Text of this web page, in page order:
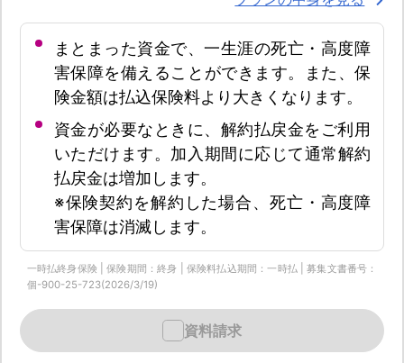
まとまった資金で、一生涯の死亡・高度障
害保障を備えることができます。また、保
険金額は払込保険料より大きくなります。
資金が必要なときに、解約払戻金をご利用
いただけます。加入期間に応じて通常解約
払戻金は増加します。
※保険契約を解約した場合、死亡・高度障
害保障は消滅します。
一時払終身保険 | 保険期間：終身 | 保険料払込期間：一時払 | 募集文書番号：
個-900-25-723(2026/3/19)
資料請求